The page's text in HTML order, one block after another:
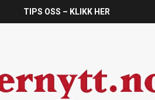
TIPS OSS – KLIKK HER